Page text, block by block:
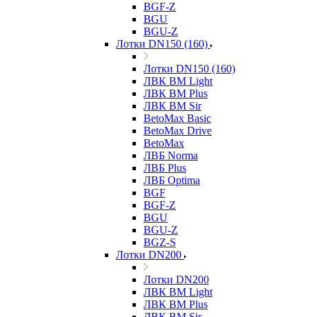
BGF-Z
BGU
BGU-Z
Лотки DN150 (160)
Лотки DN150 (160)
ЛВК ВМ Light
ЛВК ВМ Plus
ЛВК ВМ Sir
BetoMax Basic
BetoMax Drive
BetoMax
ЛВБ Norma
ЛВБ Plus
ЛВБ Optima
BGF
BGF-Z
BGU
BGU-Z
BGZ-S
Лотки DN200
Лотки DN200
ЛВК ВМ Light
ЛВК ВМ Plus